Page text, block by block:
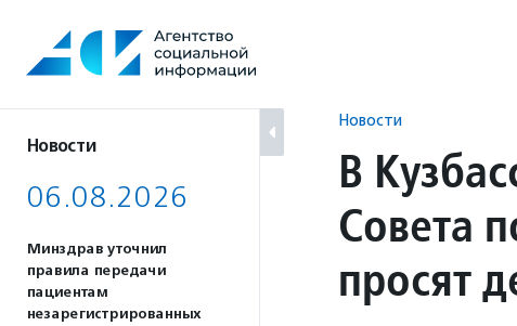
содержанию
Новости
06.08.2026
Минздрав уточнил
правила передачи
пациентам
незарегистрированных
Новости
В
Совета
просят